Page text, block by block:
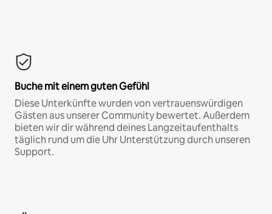
Buche mit einem guten Gefühl
Diese Unterkünfte wurden von vertrauenswürdigen
Gästen aus unserer Community bewertet. Außerdem
bieten wir dir während deines Langzeitaufenthalts
täglich rund um die Uhr Unterstützung durch unseren
Support.